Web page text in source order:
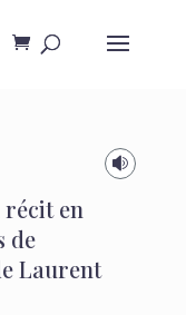

récit en
de
Laurent